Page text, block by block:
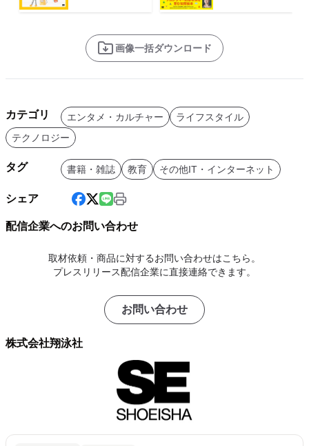
画像一括ダウンロード
カテゴリ エンタメ・カルチャー
ライフスタイル
テクノロジー
タグ 書籍・雑誌 教育 その他IT・インターネット
シェア
配信企業へのお問い合わせ
取材依頼・商品に対するお問い合わせはこちら。
プレスリリース配信企業に直接連絡できます。
お問い合わせ
株式会社翔泳社